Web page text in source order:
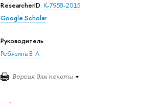
ResearcherID: K-7958-2015
Google Scholar
Руководитель
Ребязина В. А.
Версия для печати